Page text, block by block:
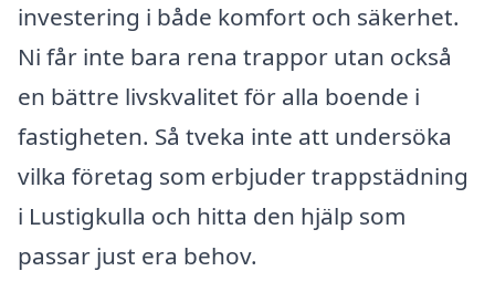
investering i både komfort och säkerhet.
Ni får inte bara rena trappor utan också
en bättre livskvalitet för alla boende i
fastigheten. Så tveka inte att undersöka
vilka företag som erbjuder trappstädning
i Lustigkulla och hitta den hjälp som
passar just era behov.